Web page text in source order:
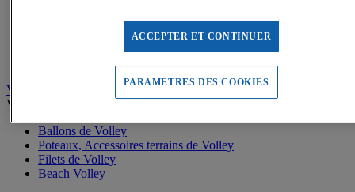
Filets de but de Hand
Accessoires d'entrainement de Handball
Accessoires buts de Hand
Volleyball
Voir tous les produits
Ballons de Volley
Poteaux, Accessoires terrains de Volley
Filets de Volley
Beach Volley
ACCEPTER ET CONTINUER
PARAMETRES DES COOKIES